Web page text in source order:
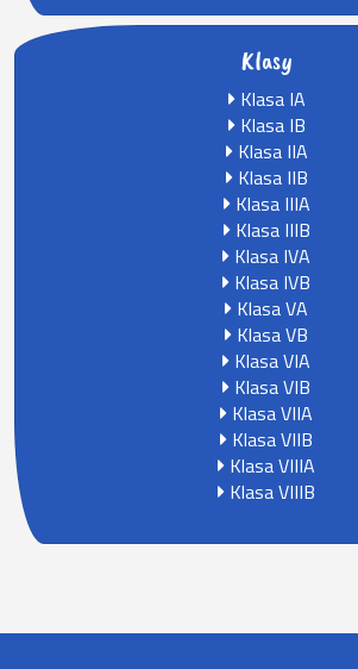
Klasy
Klasa IA
Klasa IB
Klasa IIA
Klasa IIB
Klasa IIIA
Klasa IIIB
Klasa IVA
Klasa IVB
Klasa VA
Klasa VB
Klasa VIA
Klasa VIB
Klasa VIIA
Klasa VIIB
Klasa VIIIA
Klasa VIIIB